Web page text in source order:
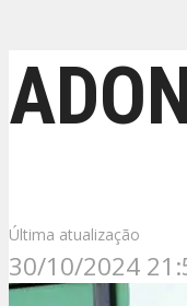
Última atualização
30/10/2024